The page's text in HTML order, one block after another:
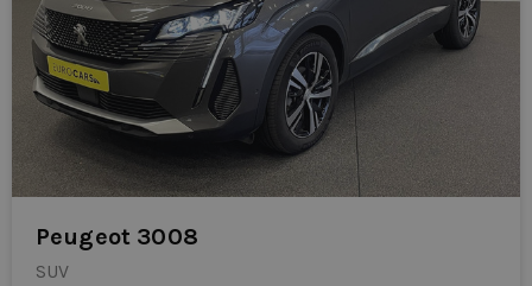
ruitensproeiers verwarmbaar
schakelmogelijkheid aan stuurwiel
start/stop systeem
stuurbekrachtiging snelheidsafhankelijk
stuur verstelbaar
Peugeot 3008
SUV